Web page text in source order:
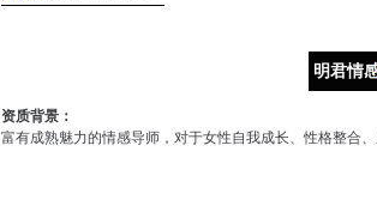
明君情
资质背景：
富有成熟魅力的情感导师，对于女性自我成长、性格整合